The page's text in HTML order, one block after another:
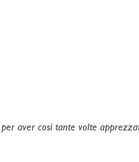
aver così tante volte